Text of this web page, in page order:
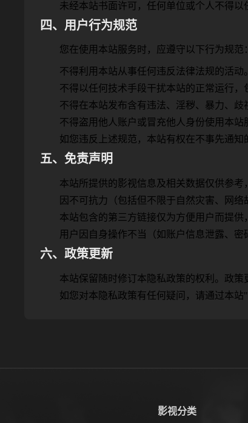
未经本站书面许可，任何单位或个人不得
四、用户行为规范
您在使用本站服务时，应遵守以下行为规范：
不得利用本站从事任何违反法律法规的活动。
不得以任何技术手段干扰本站的正常运行，
不得在本站发布含有违法、淫秽、暴力、歧
不得盗用他人账户或冒充他人身份使用本站
如您违反上述规范，本站有权在不事先通知
五、免责声明
本站所提供的影视信息及相关数据仅供参考
因不可抗力（包括但不限于自然灾害、网
本站包含的第三方链接仅为方便用户而提供
用户因自身操作不当（如账户信息泄露、
六、政策更新
本站保留随时修订本隐私政策的权利。政
如您对本隐私政策有任何疑问，请通过本站
影视分类